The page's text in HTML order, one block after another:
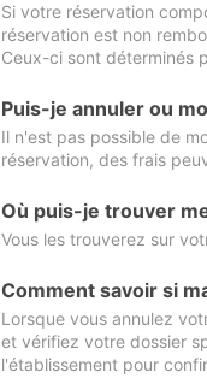
Si votre réservation
réservation est non
Ceux-ci sont déterminés
Puis-je annuler ou
Il n'est pas possible de
réservation, des frais
Où puis-je trouver
Vous les trouverez sur
Comment savoir si
Lorsque vous annulez
et vérifiez votre dossier
l'établissement pour